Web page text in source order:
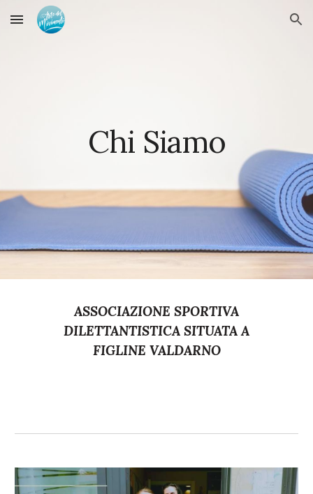
Skip to main content Skip to navigation
Chi Siamo
ASSOCIAZIONE SPORTIVA
DILETTANTISTICA SITUATA A
FIGLINE VALDARNO